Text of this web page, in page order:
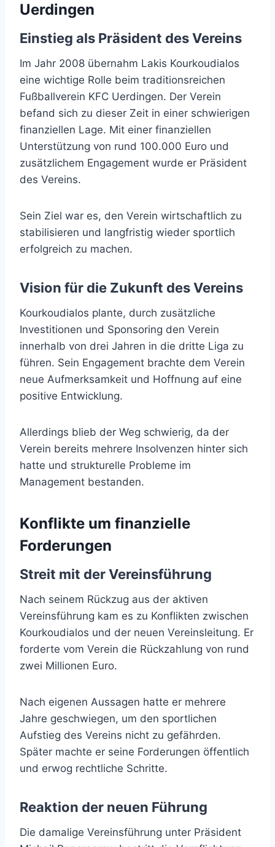
Uerdingen
Einstieg als Präsident des Vereins
Im Jahr 2008 übernahm Lakis Kourkoudialos
eine wichtige Rolle beim traditionsreichen
Fußballverein KFC Uerdingen. Der Verein
befand sich zu dieser Zeit in einer schwierigen
finanziellen Lage. Mit einer finanziellen
Unterstützung von rund 100.000 Euro und
zusätzlichem Engagement wurde er Präsident
des Vereins.
Sein Ziel war es, den Verein wirtschaftlich zu
stabilisieren und langfristig wieder sportlich
erfolgreich zu machen.
Vision für die Zukunft des Vereins
Kourkoudialos plante, durch zusätzliche
Investitionen und Sponsoring den Verein
innerhalb von drei Jahren in die dritte Liga zu
führen. Sein Engagement brachte dem Verein
neue Aufmerksamkeit und Hoffnung auf eine
positive Entwicklung.
Allerdings blieb der Weg schwierig, da der
Verein bereits mehrere Insolvenzen hinter sich
hatte und strukturelle Probleme im
Management bestanden.
Konflikte um finanzielle
Forderungen
Streit mit der Vereinsführung
Nach seinem Rückzug aus der aktiven
Vereinsführung kam es zu Konflikten zwischen
Kourkoudialos und der neuen Vereinsleitung. Er
forderte vom Verein die Rückzahlung von rund
zwei Millionen Euro.
Nach eigenen Aussagen hatte er mehrere
Jahre geschwiegen, um den sportlichen
Aufstieg des Vereins nicht zu gefährden.
Später machte er seine Forderungen öffentlich
und erwog rechtliche Schritte.
Reaktion der neuen Führung
Die damalige Vereinsführung unter Präsident